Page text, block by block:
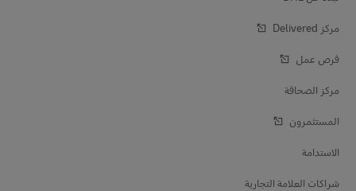
مركز Delivered‎
فرص عمل
مركز الصحافة
المستثمرون
الاستدامة
شراكات العلامة التجارية